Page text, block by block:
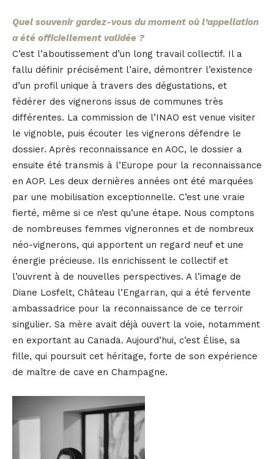
Quel souvenir gardez-vous du moment où l’appellation
a été officiellement validée ?
C’est l’aboutissement d’un long travail collectif. Il a
fallu définir précisément l’aire, démontrer l’existence
d’un profil unique à travers des dégustations, et
fédérer des vignerons issus de communes très
différentes. La commission de l’INAO est venue visiter
le vignoble, puis écouter les vignerons défendre le
dossier. Après reconnaissance en AOC, le dossier a
ensuite été transmis à l’Europe pour la reconnaissance
en AOP. Les deux dernières années ont été marquées
par une mobilisation exceptionnelle. C’est une vraie
fierté, même si ce n’est qu’une étape. Nous comptons
de nombreuses femmes vigneronnes et de nombreux
néo-vignerons, qui apportent un regard neuf et une
énergie précieuse. Ils enrichissent le collectif et
l’ouvrent à de nouvelles perspectives. A l’image de
Diane Losfelt, Château l’Engarran, qui a été fervente
ambassadrice pour la reconnaissance de ce terroir
singulier. Sa mère avait déjà ouvert la voie, notamment
en exportant au Canada. Aujourd’hui, c’est Élise, sa
fille, qui poursuit cet héritage, forte de son expérience
de maître de cave en Champagne.